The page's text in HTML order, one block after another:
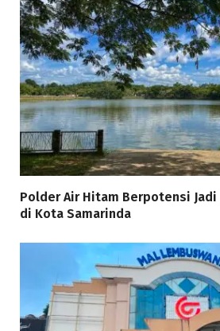
Polder Air Hitam Berpotensi Jadi
di Kota Samarinda